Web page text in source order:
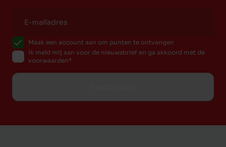
Maak een account aan om punten te ontvangen
Ik meld mij aan voor de nieuwsbrief en ga akkoord met de
voorwaarden